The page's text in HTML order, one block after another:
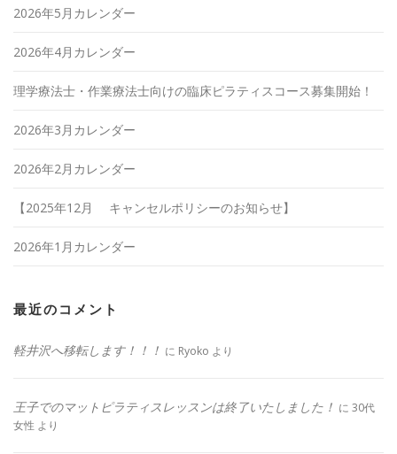
2026年5月カレンダー
2026年4月カレンダー
理学療法士・作業療法士向けの臨床ピラティスコース募集開始！
2026年3月カレンダー
2026年2月カレンダー
【2025年12月 キャンセルポリシーのお知らせ】
2026年1月カレンダー
最近のコメント
軽井沢へ移転します！！！ に Ryoko より
王子でのマットピラティスレッスンは終了いたしました！ に 30代
女性 より